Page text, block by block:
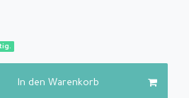
In den Warenkorb